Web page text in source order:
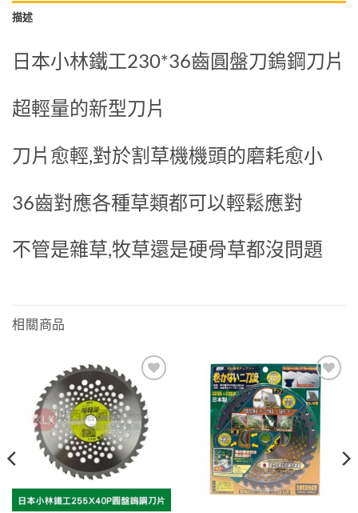
描述
日本小林鐵工230*36齒圓盤刀鎢鋼刀片
超輕量的新型刀片
刀片愈輕,對於割草機機頭的磨耗愈小
36齒對應各種草類都可以輕鬆應對
不管是雜草,牧草還是硬骨草都沒問題
相關商品
Add to
wishlist
Add to
wishlist